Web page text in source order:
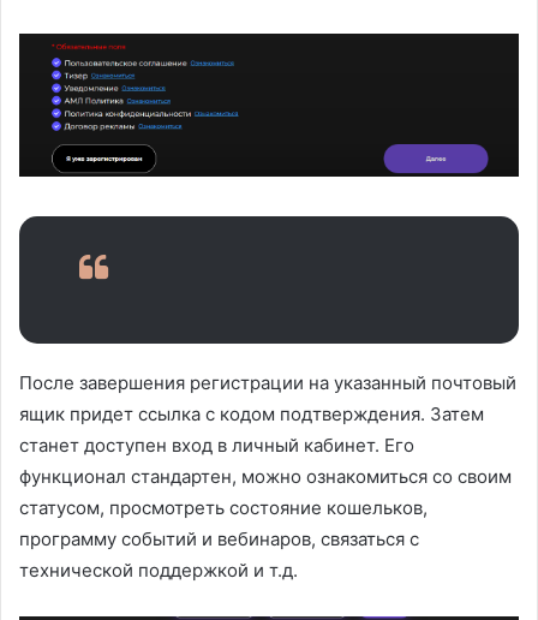
После завершения регистрации на указанный почтовый
ящик придет ссылка с кодом подтверждения. Затем
станет доступен вход в личный кабинет. Его
функционал стандартен, можно ознакомиться со своим
статусом, просмотреть состояние кошельков,
программу событий и вебинаров, связаться с
технической поддержкой и т.д.